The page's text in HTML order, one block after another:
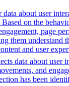
about user
on the
page
them
and user
data about user
and
has been